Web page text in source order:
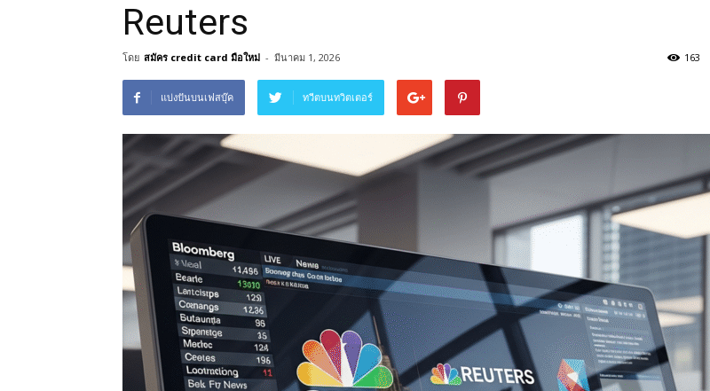
บริการ
ฟรี
Reuters
โดย สมัคร credit card มือใหม่ - มีนาคม 1, 2026 163
แบ่งปันบนเฟสบุ๊ค ทวีตบนทวิตเตอร์